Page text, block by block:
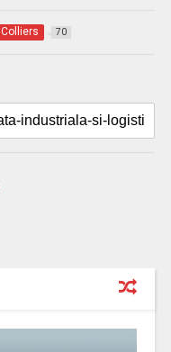
Colliers 70